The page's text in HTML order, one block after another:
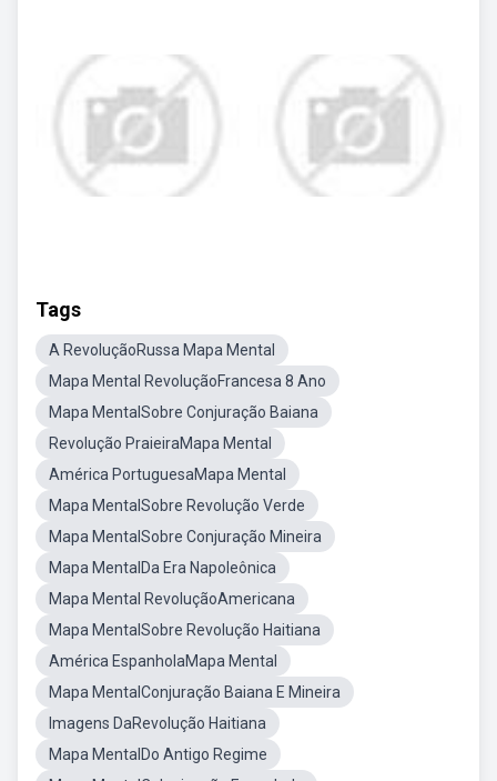
Tags
A RevoluçãoRussa Mapa Mental
Mapa Mental RevoluçãoFrancesa 8 Ano
Mapa MentalSobre Conjuração Baiana
Revolução PraieiraMapa Mental
América PortuguesaMapa Mental
Mapa MentalSobre Revolução Verde
Mapa MentalSobre Conjuração Mineira
Mapa MentalDa Era Napoleônica
Mapa Mental RevoluçãoAmericana
Mapa MentalSobre Revolução Haitiana
América EspanholaMapa Mental
Mapa MentalConjuração Baiana E Mineira
Imagens DaRevolução Haitiana
Mapa MentalDo Antigo Regime